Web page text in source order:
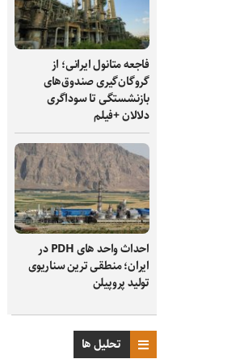
فاجعه متانول ایرانی؛ از
گروگان‌گیری صندوق‌های
بازنشستگی تا سوداگری
دلالان +فیلم
احداث واحد های PDH در
ایران؛ منطقی ترین سناریوی
تولید پروپیلن
تحلیل ها